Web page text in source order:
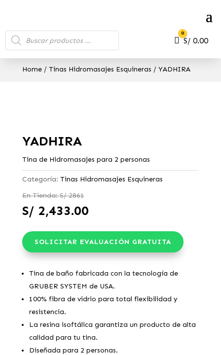
Búsqueda
de
productos
Carro
0
S/0.00
Home/ Tinas Hidromasajes Esquineras / YADHIRA
YADHIRA
Tina de Hidromasajes para 2 personas
Categoría: Tinas Hidromasajes Esquineras
En Tienda: S/ 2861
S/2,433.00
SOLICITAR EVALUACIÓN GRATUITA
Tina de baño fabricada con la tecnología de
GRUBER SYSTEM de USA.
100% fibra de vidrio para total flexibilidad y
resistencia.
La resina isoftálica garantiza un producto de alta
calidad para tu tina.
Diseñada para 2 personas.